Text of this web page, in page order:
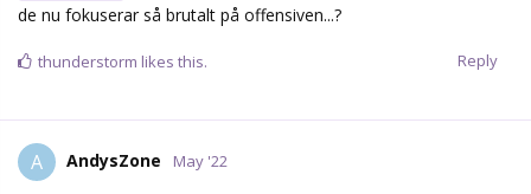
de nu fokuserar så brutalt på offensiven...?
Reply
thunderstorm likes this.
A AndysZone May '22